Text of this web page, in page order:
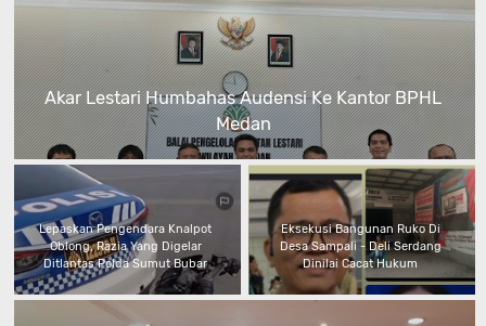
Akar Lestari Humbahas Audensi Ke Kantor BPHL
Medan
Lepaskan Pengendara Knalpot
Oblong, Razia Yang Digelar
Ditlantas Polda Sumut Bubar
Eksekusi Bangunan Ruko Di
Desa Sampali - Deli Serdang
Dinilai Cacat Hukum